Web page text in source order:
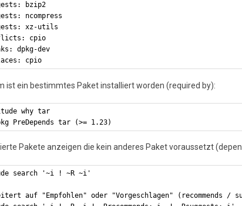
bzip2
ncompress
xz-utils
cpio
dpkg-dev
cpio
ist ein bestimmtes Paket installiert worden (required by):
why tar
PreDepends tar (>= 1.23)
Pakete anzeigen die kein anderes Paket voraussetzt
search '~i ! ~R ~i'
auf "Empfohlen" oder "Vorgeschlagen" (recommends /